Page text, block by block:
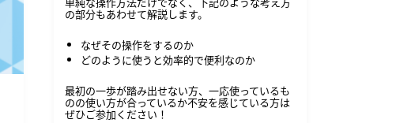
の部分もあわせて解説します。
なぜその操作をするのか
どのように使うと効率的で便利なのか
最初の一歩が踏み出せない方、一応使っているも
のの使い方が合っているか不安を感じている方は
ぜひご参加ください！